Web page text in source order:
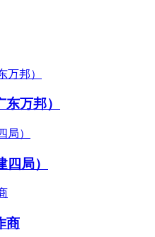
万邦）
局）
商